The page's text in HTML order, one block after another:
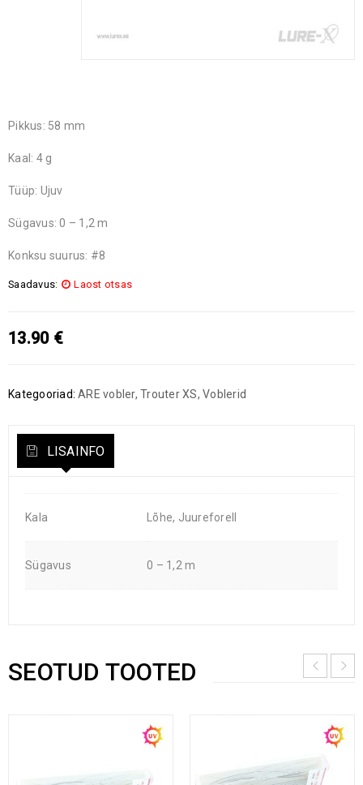
Pikkus: 58 mm
Kaal: 4 g
Tüüp: Ujuv
Sügavus: 0 – 1,2 m
Konksu suurus: #8
Saadavus: Laost otsas
13.90 €
Kategooriad: ARE vobler, Trouter XS, Voblerid
LISAINFO
Kala Lõhe, Juureforell
Sügavus 0 – 1,2 m
SEOTUD TOOTED